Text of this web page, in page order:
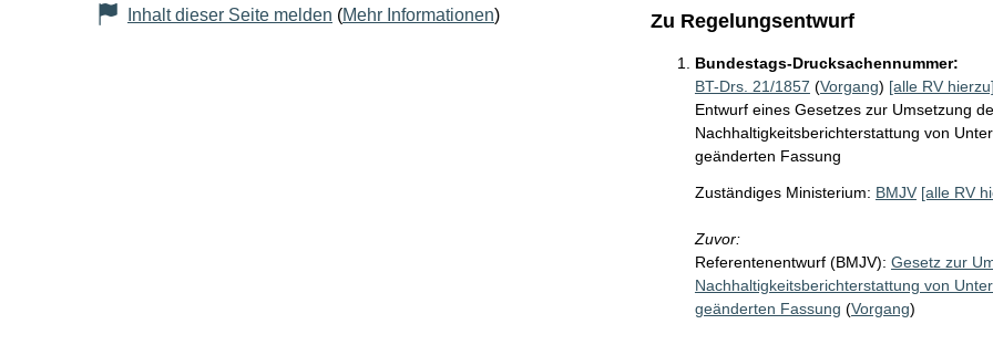
Inhalt dieser Seite melden (Mehr Informationen) Zu Regelungsentwurf
Bundestags-Drucksachennummer:
BT-Drs. 21/1857 (Vorgang) [alle RV
Entwurf eines Gesetzes zur Umsetzung
Nachhaltigkeitsberichterstattung von
geänderten Fassung
Zuständiges Ministerium: BMJV [alle RV
Zuvor:
Referentenentwurf (BMJV): Gesetz zur
Nachhaltigkeitsberichterstattung von
geänderten Fassung (Vorgang)